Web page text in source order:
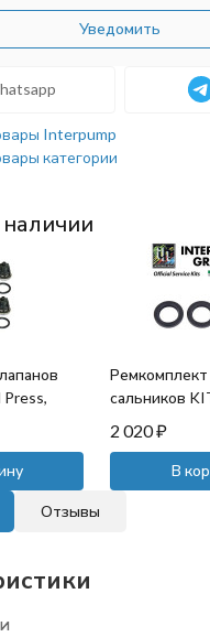
Уведомить
Interpump
категории
сальников
(20x30x5)
2 020₽
В
Отзывы